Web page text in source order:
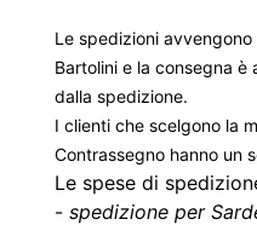
Le spedizioni
Bartolini e la consegna
dalla spedizione.
I clienti che scelgono la
Contrassegno hanno un
Le spese di
- spedizione per